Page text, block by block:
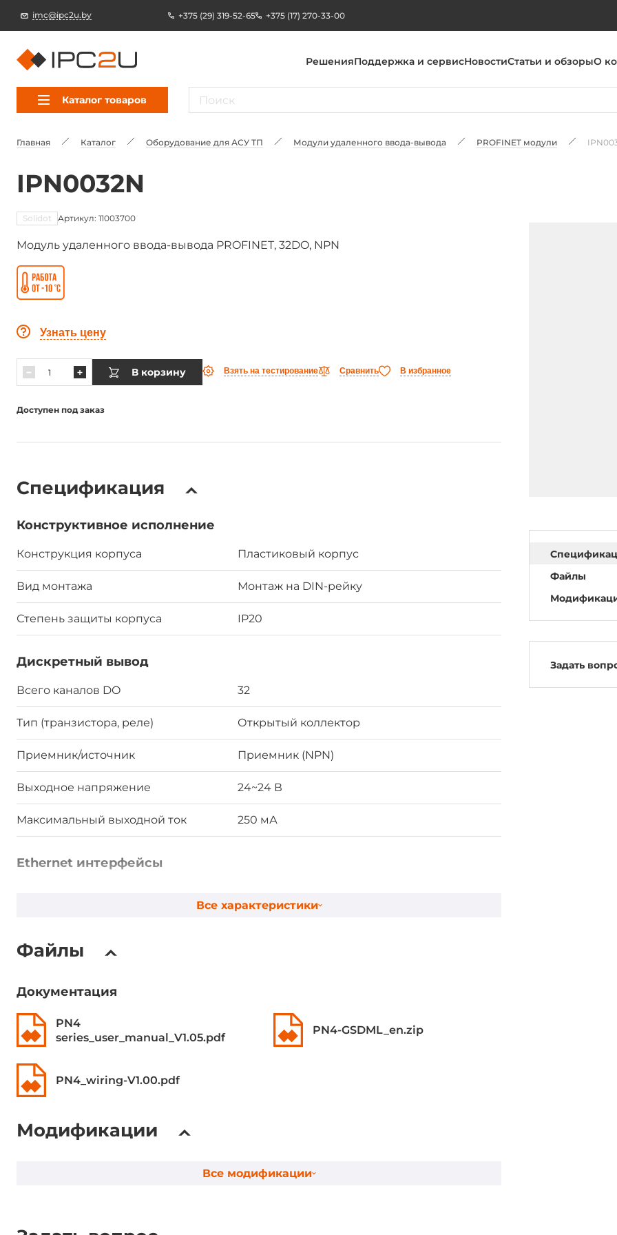
imc@ipc2u.by +375 (29) 319-52-65 +375 (17) 270-33-00
РешенияПоддержка и сервисНовостиСтатьи и обзорыО
Каталог товаров
Главная Каталог Оборудование для АСУ ТП Модули удаленного ввода-вывода PROFINET модули
IPN0032N
Solidot Артикул: 11003700
Модуль удаленного ввода-вывода PROFINET, 32DO, NPN
Узнать цену
В корзину Взять на тестирование Сравнить В избранное
Доступен под заказ
Спецификация
Конструктивное исполнение
Конструкция корпуса Пластиковый корпус
Вид монтажа Монтаж на DIN-рейку
Степень защиты корпуса IP20
Дискретный вывод
Всего каналов DO 32
Тип (транзистора, реле) Открытый коллектор
Приемник/источник Приемник (NPN)
Выходное напряжение 24~24 В
Максимальный выходной ток 250 мА
Ethernet интерфейсы
Разъемы внешние
DC input (Клеммная колодка), DIO (Клеммная
колодка)
Требования по питанию
DC входное напряжение
Глубина
Все характеристики
Файлы
Документация
PN4
series_user_manual_V1.05.pdf
PN4-GSDML_en.zip
PN4_wiring-V1.00.pdf
Модификации
Все модификации
Файлы
Задать